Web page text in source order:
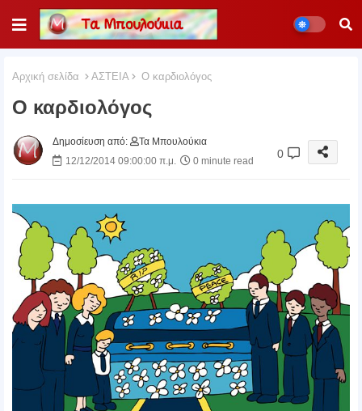
Αρχική σελίδα ΑΣΤΕΙΑ Ο καρδιολόγος
Ο καρδιολόγος
Δημοσίευση από:
Τα Μπουλούκια
12/12/2014 09:00:00 π.μ.
0 minute read
0